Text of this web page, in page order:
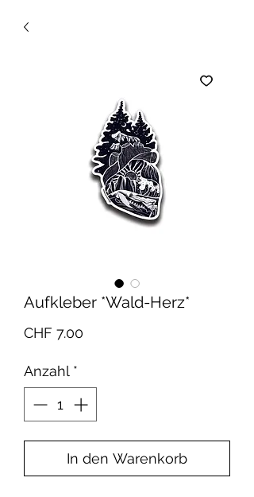
Aufkleber *Wald-Herz*
CHF 7.00
Anzahl *
In den Warenkorb